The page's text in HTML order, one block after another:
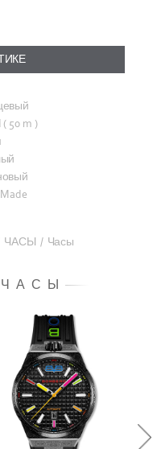
( 50 m )
ЧАСЫ / Часы